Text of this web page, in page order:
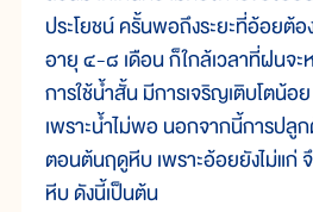
ประโยชน์ ครั้นพอถึงระยะที่อ้อยต้
อายุ ๔-๘ เดือน ก็ใกล้เวลาที่ฝนจะ
การใช้น้ำสั้น มีการเจริญเติบโตน้อ
เพราะน้ำไม่พอ นอกจากนี้การปลู
ตอนต้นฤดูหีบ เพราะอ้อยยังไม่แก่
หีบ ดังนี้เป็นต้น